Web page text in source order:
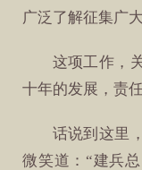
广泛了解征集广
这项工作，
十年的发展，责
话说到这里
微笑道：“建兵